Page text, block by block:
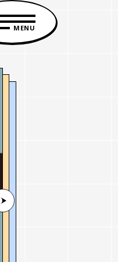
MENU